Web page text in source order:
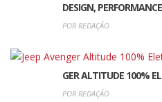
DESIGN,
POR REDAÇÃO
GER ALTITUDE 100%
POR REDAÇÃO